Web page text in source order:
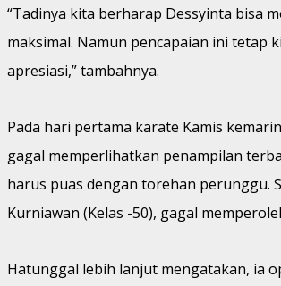
“Tadinya kita berharap Dessyinta bisa
maksimal. Namun pencapaian ini tetap
apresiasi,” tambahnya.
Pada hari pertama karate Kamis
gagal memperlihatkan penampilan
harus puas dengan torehan perunggu.
Kurniawan (Kelas -50), gagal
Hatunggal lebih lanjut mengatakan, ia